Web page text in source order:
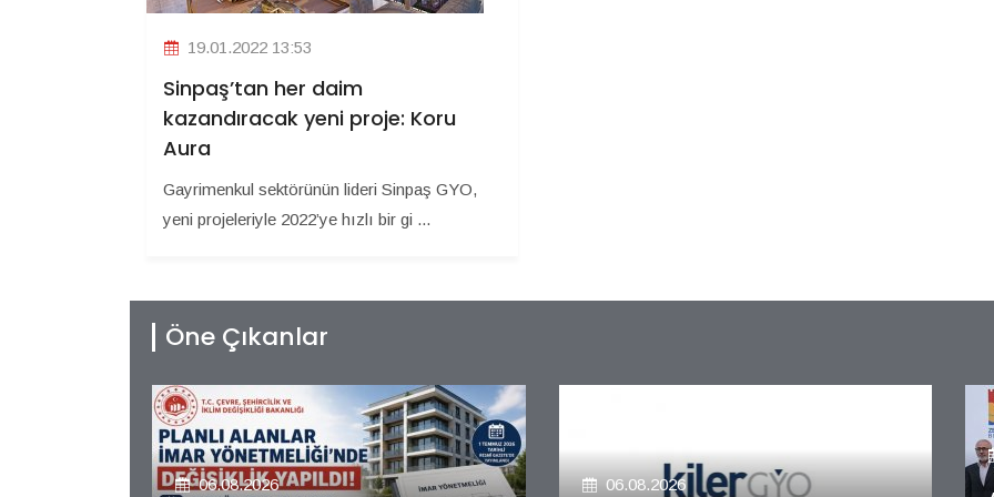
19.01.2022 13:53
Sinpaş’tan her daim
kazandıracak yeni proje: Koru
Aura
Gayrimenkul sektörünün lideri Sinpaş GYO,
yeni projeleriyle 2022’ye hızlı bir gi ...
Öne Çıkanlar
06.08.2026
06.08.2026